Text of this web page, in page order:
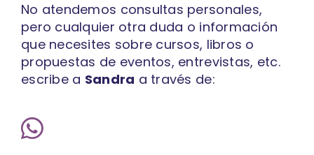
No atendemos consultas personales,
pero cualquier otra duda o información
que necesites sobre cursos, libros o
propuestas de eventos, entrevistas, etc.
escribe a Sandra a través de: